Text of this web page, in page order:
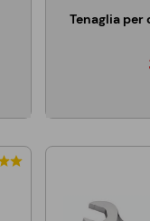
Tenaglia per